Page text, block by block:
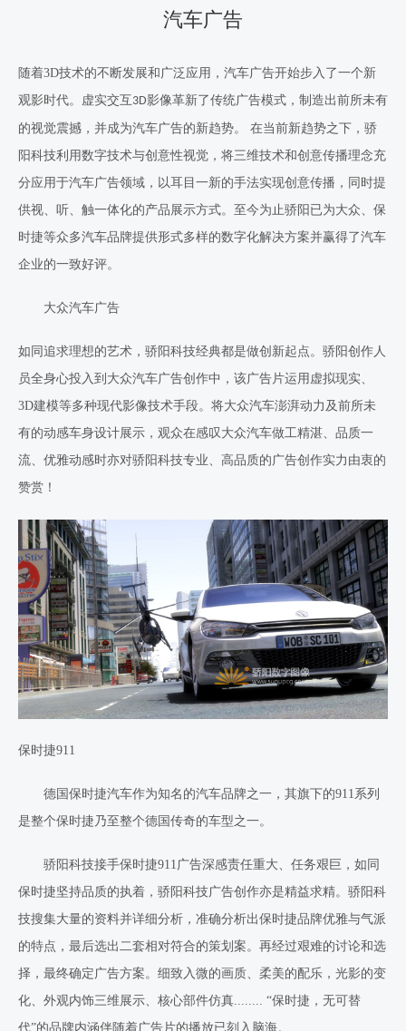
汽车广告
随着3D技术的不断发展和广泛应用，汽车广告开始步入了一个新
观影时代。虚实交互3D影像革新了传统广告模式，制造出前所未有
的视觉震撼，并成为汽车广告的新趋势。 在当前新趋势之下，骄
阳科技利用数字技术与创意性视觉，将三维技术和创意传播理念充
分应用于汽车广告领域，以耳目一新的手法实现创意传播，同时提
供视、听、触一体化的产品展示方式。至今为止骄阳已为大众、保
时捷等众多汽车品牌提供形式多样的数字化解决方案并赢得了汽车
企业的一致好评。
大众汽车广告
如同追求理想的艺术，骄阳科技经典都是做创新起点。骄阳创作人
员全身心投入到大众汽车广告创作中，该广告片运用虚拟现实、
3D建模等多种现代影像技术手段。将大众汽车澎湃动力及前所未
有的动感车身设计展示，观众在感叹大众汽车做工精湛、品质一
流、优雅动感时亦对骄阳科技专业、高品质的广告创作实力由衷的
赞赏！
保时捷911
德国保时捷汽车作为知名的汽车品牌之一，其旗下的911 系列
是整个保时捷乃至整个德国传奇的车型之一。
骄阳科技接手保时捷911 广告深感责任重大、任务艰巨，如同
保时捷坚持品质的执着，骄阳科技广告创作亦是精益求精。骄阳科
技搜集大量的资料并详细分析，准确分析出保时捷品牌优雅与气派
的特点，最后选出二套相对符合的策划案。再经过艰难的讨论和选
择，最终确定广告方案。细致入微的画质、柔美的配乐，光影的变
化、外观内饰三维展示、核心部件仿真
“保时捷，无可替
代”的品牌内涵伴随着广告片的播放已刻入脑海。